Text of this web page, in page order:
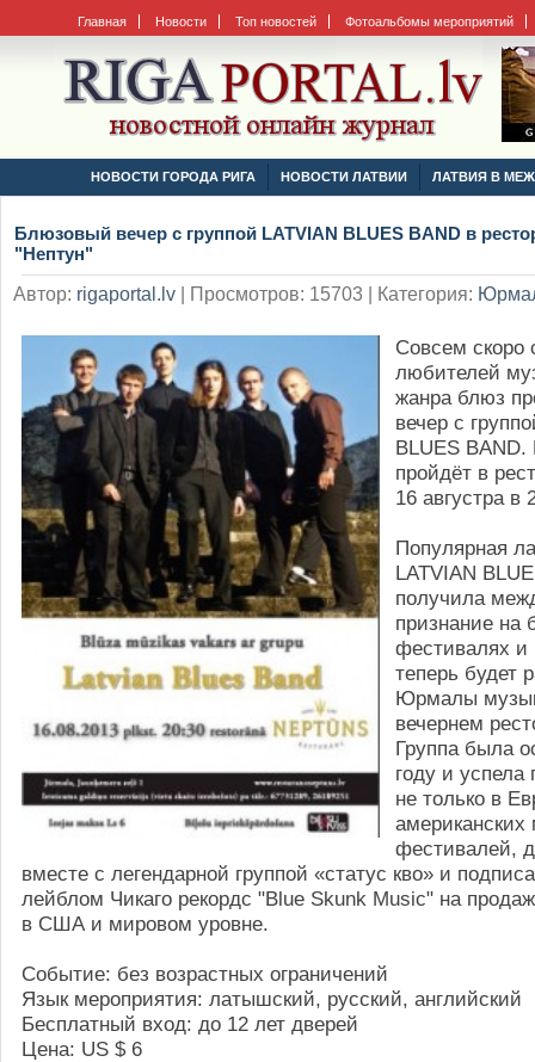
Главная Новости Топ новостей Фотоальбомы мероприятий
НОВОСТИ ГОРОДА РИГА НОВОСТИ ЛАТВИИ ЛАТВИЯ В
Блюзовый вечер с группой LATVIAN BLUES BAND в
"Нептун"
Автор: rigaportal.lv | Просмотров: 15703 | Категория:
Совсем скоро
любителей
жанра блюз
вечер с
BLUES
пройдёт в
16 августра в
Популярная
LATVIAN
получила
признание на
фестивалях и
теперь будет
Юрмалы
вечернем
Группа была
году и успела
не только в
американских
фестивалей,
вместе с легендарной группой «статус кво» и
лейблом Чикаго рекордс "Blue Skunk Music" на
в США и мировом уровне.
Событие: без возрастных ограничений
Язык мероприятия: латышский, русский, английский
Бесплатный вход: до 12 лет дверей
Цена: US $ 6